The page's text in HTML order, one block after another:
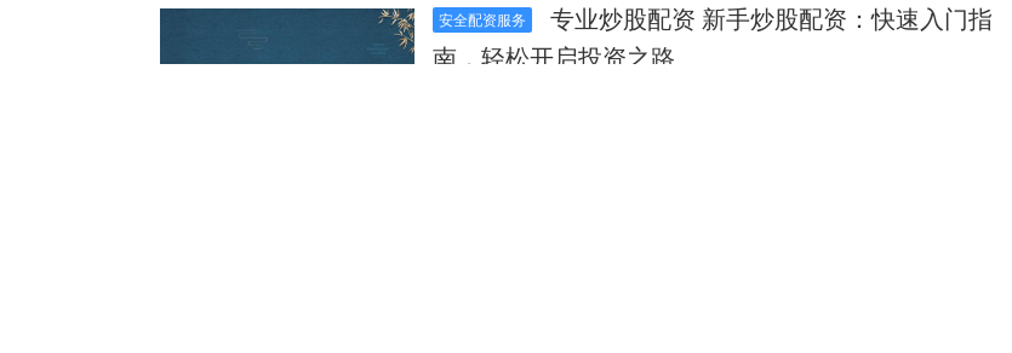
安全配资服务
专业炒股配资 新手炒股配资：快速入门指
南，轻松开启投资之路